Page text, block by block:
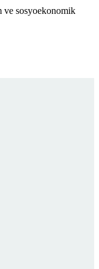
ve sosyoekonomik